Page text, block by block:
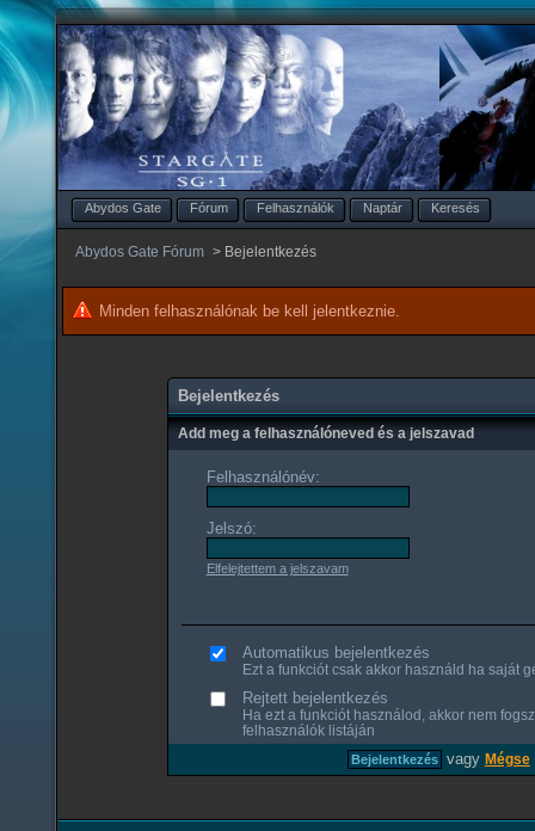
Abydos Gate Fórum Felhasználók Naptár Keresés
Abydos Gate Fórum > Bejelentkezés
Minden felhasználónak be kell jelentkeznie.
Bejelentkezés
Add meg a felhasználóneved és a jelszavad
Felhasználónév:
Jelszó:
Elfelejtettem a jelszavam
Automatikus bejelentkezés
Ezt a funkciót csak akkor használd ha saját
Rejtett bejelentkezés
Ha ezt a funkciót használod, akkor nem
felhasználók listáján
vagy Mégse